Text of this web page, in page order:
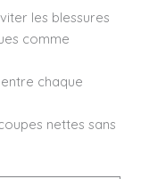
les blessures
comme
chaque
nettes sans